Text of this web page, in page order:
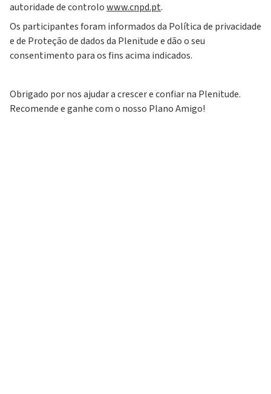
autoridade de controlowww.cnpd.pt.
Os participantes foram informados da Política de privacidade
e de Proteção de dados da Plenitude e dão o seu
consentimento para os fins acima indicados.
Obrigado por nos ajudar a crescer e confiar na Plenitude.
Recomende e ganhe com o nosso Plano Amigo!